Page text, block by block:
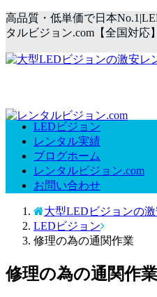
高品質・低単価で日本
タルビジョン.com【全国対応】
LEDビジョン
レンタル実績
ブログホーム
レンタルビジョン.com
お問い合わせ
大型LEDビジョンの
LEDビジョン
修理の為の通関作業
修理の為の通関作業